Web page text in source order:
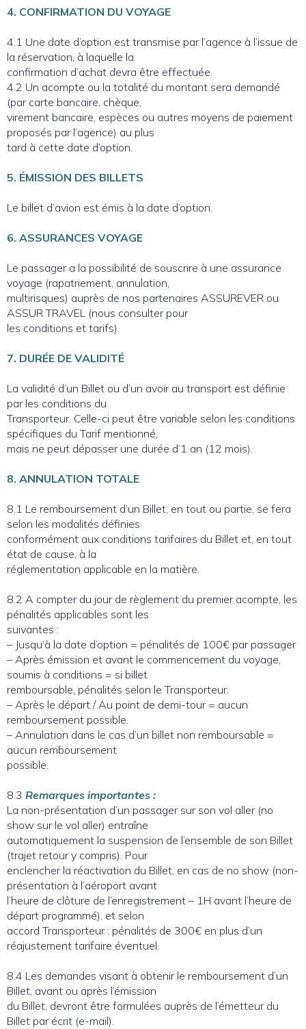
4. CONFIRMATION DU VOYAGE
4.1 Une date d’option est transmise par l’agence à l’issue de
la réservation, à laquelle la
confirmation d’achat devra être effectuée.
4.2 Un acompte ou la totalité du montant sera demandé
(par carte bancaire, chèque,
virement bancaire, espèces ou autres moyens de paiement
proposés par l’agence) au plus
tard à cette date d’option.
5. ÉMISSION DES BILLETS
Le billet d’avion est émis à la date d’option.
6. ASSURANCES VOYAGE
Le passager a la possibilité de souscrire à une assurance
voyage (rapatriement, annulation,
multirisques) auprès de nos partenaires ASSUREVER ou
ASSUR TRAVEL (nous consulter pour
les conditions et tarifs).
7. DURÉE DE VALIDITÉ
La validité d’un Billet ou d’un avoir au transport est définie
par les conditions du
Transporteur. Celle-ci peut être variable selon les conditions
spécifiques du Tarif mentionné,
mais ne peut dépasser une durée d’1 an (12 mois).
8. ANNULATION TOTALE
8.1 Le remboursement d’un Billet, en tout ou partie, se fera
selon les modalités définies
conformément aux conditions tarifaires du Billet et, en tout
état de cause, à la
réglementation applicable en la matière.
8.2 A compter du jour de règlement du premier acompte, les
pénalités applicables sont les
suivantes :
– Jusqu’à la date d’option = pénalités de 100€ par passager
– Après émission et avant le commencement du voyage,
soumis à conditions = si billet
remboursable, pénalités selon le Transporteur.
– Après le départ / Au point de demi-tour = aucun
remboursement possible.
– Annulation dans le cas d’un billet non remboursable =
aucun remboursement
possible.
8.3 Remarques importantes :
La non-présentation d’un passager sur son vol aller (no
show sur le vol aller) entraîne
automatiquement la suspension de l’ensemble de son Billet
(trajet retour y compris). Pour
enclencher la réactivation du Billet, en cas de no show (non-
présentation à l’aéroport avant
l’heure de clôture de l’enregistrement – 1H avant l’heure de
départ programmé), et selon
accord Transporteur : pénalités de 300€ en plus d’un
réajustement tarifaire éventuel.
8.4 Les demandes visant à obtenir le remboursement d’un
Billet, avant ou après l’émission
du Billet, devront être formulées auprès de l’émetteur du
Billet par écrit (e-mail).